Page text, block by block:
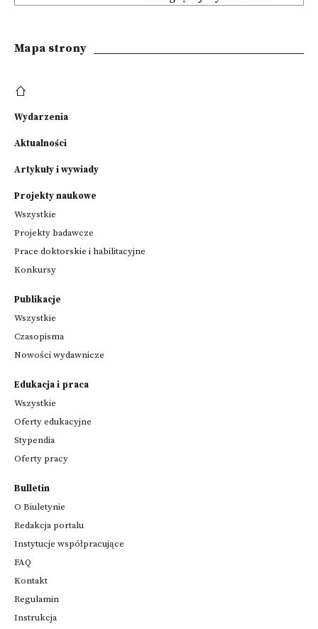
Mapa strony
Wydarzenia
Aktualności
Artykuły i wywiady
Projekty naukowe
Wszystkie
Projekty badawcze
Prace doktorskie i habilitacyjne
Konkursy
Publikacje
Wszystkie
Czasopisma
Nowości wydawnicze
Edukacja i praca
Wszystkie
Oferty edukacyjne
Stypendia
Oferty pracy
Bulletin
O Biuletynie
Redakcja portalu
Instytucje współpracujące
FAQ
Kontakt
Regulamin
Instrukcja